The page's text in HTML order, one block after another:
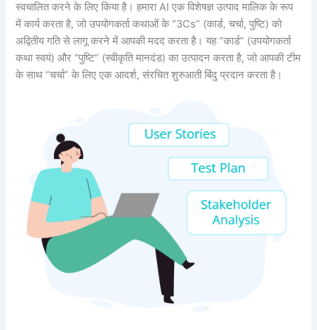
स्वचालित करने के लिए किया है। हमारा AI एक विशेषज्ञ उत्पाद मालिक के रूप
में कार्य करता है, जो उपयोगकर्ता कथाओं के “3Cs” (कार्ड, चर्चा, पुष्टि) को
अद्वितीय गति से लागू करने में आपकी मदद करता है। यह “कार्ड” (उपयोगकर्ता
कथा स्वयं) और “पुष्टि” (स्वीकृति मानदंड) का उत्पादन करता है, जो आपकी टीम
के साथ “चर्चा” के लिए एक आदर्श, संरचित शुरुआती बिंदु प्रदान करता है।